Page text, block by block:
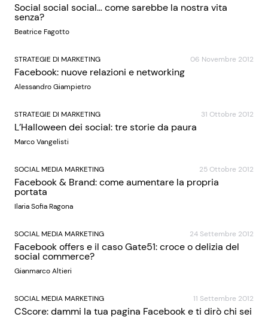
Social social social… come sarebbe la nostra vita
senza?
Beatrice Fagotto
STRATEGIE DI MARKETING 06 Novembre 2012
Facebook: nuove relazioni e networking
Alessandro Giampietro
STRATEGIE DI MARKETING 31 Ottobre 2012
L’Halloween dei social: tre storie da paura
Marco Vangelisti
SOCIAL MEDIA MARKETING 25 Ottobre 2012
Facebook & Brand: come aumentare la propria
portata
Ilaria Sofia Ragona
SOCIAL MEDIA MARKETING 24 Settembre 2012
Facebook offers e il caso Gate51: croce o delizia del
social commerce?
Gianmarco Altieri
SOCIAL MEDIA MARKETING 11 Settembre 2012
CScore: dammi la tua pagina Facebook e ti dirò chi sei